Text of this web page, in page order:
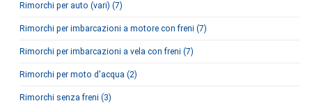
Rimorchi per auto (vari) (7)
Rimorchi per imbarcazioni a motore con freni (7)
Rimorchi per imbarcazioni a vela con freni (7)
Rimorchi per moto d'acqua (2)
Rimorchi senza freni (3)